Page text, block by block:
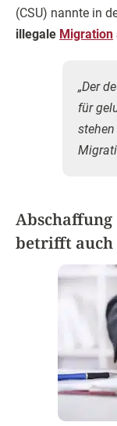
(CSU) nannte in
illegale Migration
„Der
für
betrifft auch